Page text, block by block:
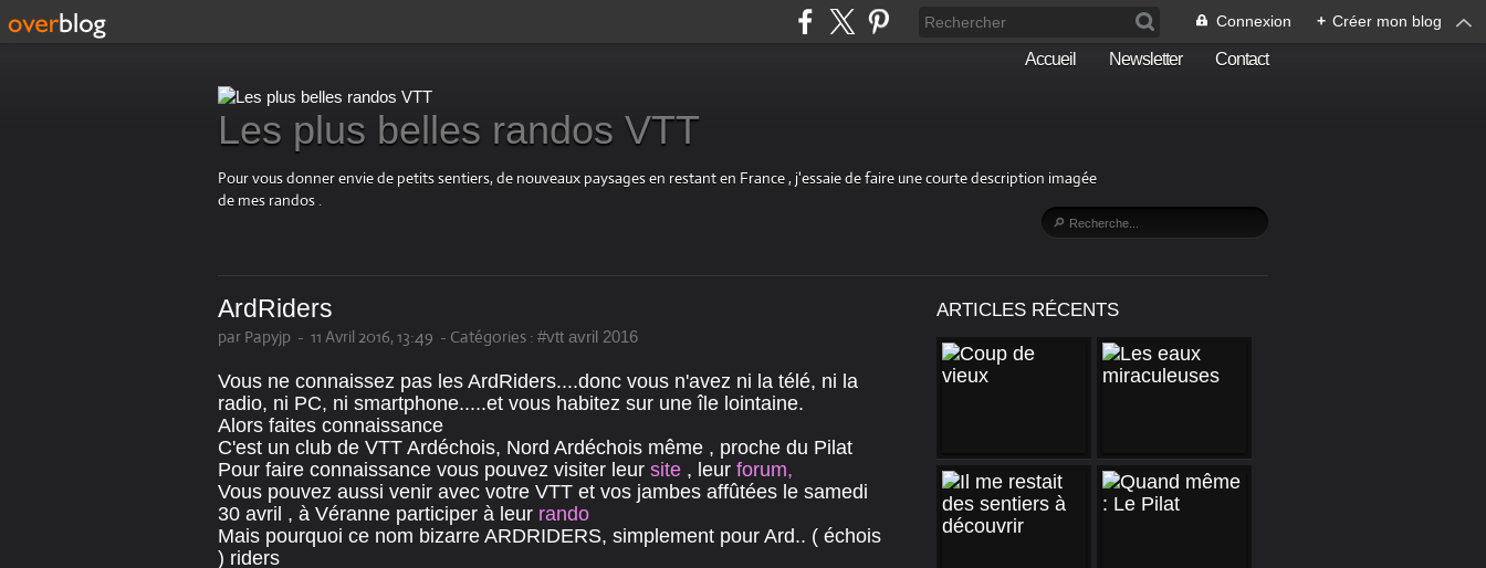
Connexion + Créer mon blog
Accueil Newsletter Contact
Les plus belles randos VTT
Pour vous donner envie de petits sentiers, de nouveaux paysages en restant en France , j'essaie de faire une courte description imagée
de mes randos .
ArdRiders
par Papyjp - 11 Avril 2016, 13:49 - Catégories : #vtt avril 2016
Vous ne connaissez pas les ArdRiders....donc vous n'avez ni la télé, ni la
radio, ni PC, ni smartphone.....et vous habitez sur une île lointaine.
Alors faites connaissance
C'est un club de VTT Ardéchois, Nord Ardéchois même , proche du Pilat
Pour faire connaissance vous pouvez visiter leur site , leur forum,
Vous pouvez aussi venir avec votre VTT et vos jambes affûtées le samedi
30 avril , à Véranne participer à leur rando
Mais pourquoi ce nom bizarre ARDRIDERS, simplement pour Ard.. ( échois
) riders
ARTICLES RÉCENTS